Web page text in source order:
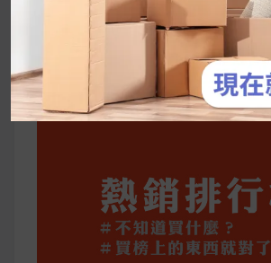
維持全攻略
公主營養師：飲食改變也是能快
你一定要知道的技巧